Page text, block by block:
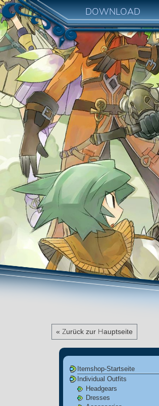
DOWNLOAD
« Zurück zur Hauptseite
Itemshop-Startseite
Individual Outfits
Headgears
Dresses